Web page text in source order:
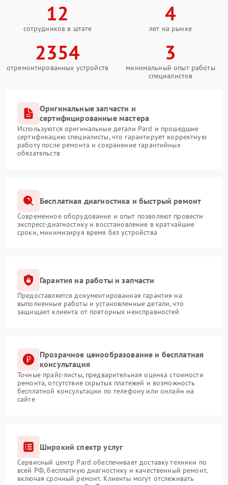
12
сотрудников в штате
4
лет на рынке
2354
отремонтированных устройств
3
минимальный опыт работы
специалистов
Оригинальные запчасти и
сертифицированные мастера
Используются оригинальные детали Pard и прошедшие
сертификацию специалисты, что гарантирует корректную
работу после ремонта и сохранение гарантийных
обязательств
Бесплатная диагностика и быстрый ремонт
Современное оборудование и опыт позволяют провести
экспресс-диагностику и восстановление в кратчайшие
сроки, минимизируя время без устройства
Гарантия на работы и запчасти
Предоставляется документированная гарантия на
выполненные работы и установленные детали, что
защищает клиента от повторных неисправностей
Прозрачное ценообразование и бесплатная
консультация
Точные прайс-листы, предварительная оценка стоимости
ремонта, отсутствие скрытых платежей и возможность
бесплатной консультации по телефону или онлайн на
сайте
Широкий спектр услуг
Сервисный центр Pard обеспечивает доставку техники по
всей РФ, бесплатную диагностику и качественный ремонт,
включая срочный ремонт. Клиенты могут отслеживать